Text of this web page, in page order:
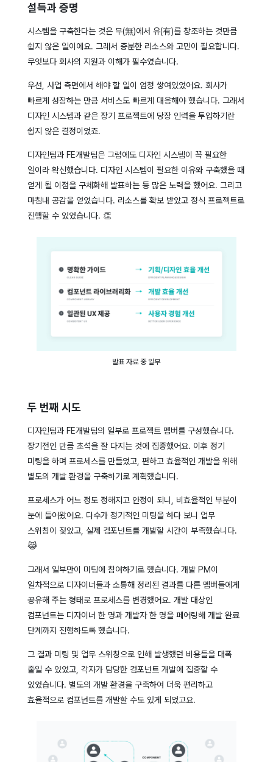
설득과 증명
시스템을 구축한다는 것은 무(無)에서 유(有)를 창조하는 것만큼
쉽지 않은 일이에요. 그래서 충분한 리소스와 고민이 필요합니다.
무엇보다 회사의 지원과 이해가 필수였습니다.
우선, 사업 측면에서 해야 할 일이 엄청 쌓여있었어요. 회사가
빠르게 성장하는 만큼 서비스도 빠르게 대응해야 했습니다. 그래서
디자인 시스템과 같은 장기 프로젝트에 당장 인력을 투입하기란
쉽지 않은 결정이었죠.
디자인팀과 FE개발팀은 그럼에도 디자인 시스템이 꼭 필요한
일이라 확신했습니다. 디자인 시스템이 필요한 이유와 구축했을 때
얻게 될 이점을 구체화해 발표하는 등 많은 노력을 했어요. 그리고
마침내 공감을 얻었습니다. 리소스를 확보 받았고 정식 프로젝트로
진행할 수 있었습니다. 👏
발표 자료 중 일부
두 번째 시도
디자인팀과 FE개발팀의 일부로 프로젝트 멤버를 구성했습니다.
장기전인 만큼 초석을 잘 다지는 것에 집중했어요. 이후 정기
미팅을 하며 프로세스를 만들었고, 편하고 효율적인 개발을 위해
별도의 개발 환경을 구축하기로 계획했습니다.
프로세스가 어느 정도 정해지고 안정이 되니, 비효율적인 부분이
눈에 들어왔어요. 다수가 정기적인 미팅을 하다 보니 업무
스위칭이 잦았고, 실제 컴포넌트를 개발할 시간이 부족했습니다.
😹
그래서 일부만이 미팅에 참여하기로 했습니다. 개발 PM이
일차적으로 디자이너들과 소통해 정리된 결과를 다른 멤버들에게
공유해 주는 형태로 프로세스를 변경했어요. 개발 대상인
컴포넌트는 디자이너 한 명과 개발자 한 명을 페어링해 개발 완료
단계까지 진행하도록 했습니다.
그 결과 미팅 및 업무 스위칭으로 인해 발생했던 비용들을 대폭
줄일 수 있었고, 각자가 담당한 컴포넌트 개발에 집중할 수
있었습니다. 별도의 개발 환경을 구축하여 더욱 편리하고
효율적으로 컴포넌트를 개발할 수도 있게 되었고요.